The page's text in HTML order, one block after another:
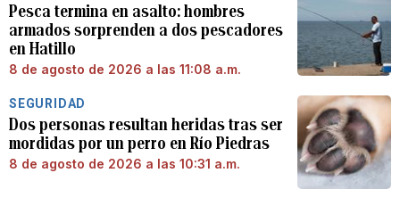
Pesca termina en asalto: hombres
armados sorprenden a dos pescadores
en Hatillo
8 de agosto de 2026 a las 11:08 a.m.
SEGURIDAD
Dos personas resultan heridas tras ser
mordidas por un perro en Río Piedras
8 de agosto de 2026 a las 10:31 a.m.